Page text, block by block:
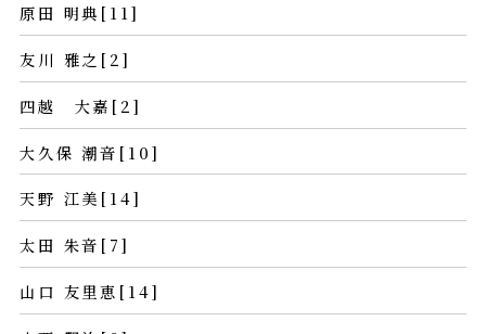
原田 明典[11]
友川 雅之[2]
四越 大嘉[2]
大久保 潮音[10]
天野 江美[14]
太田 朱音[7]
山口 友里恵[14]